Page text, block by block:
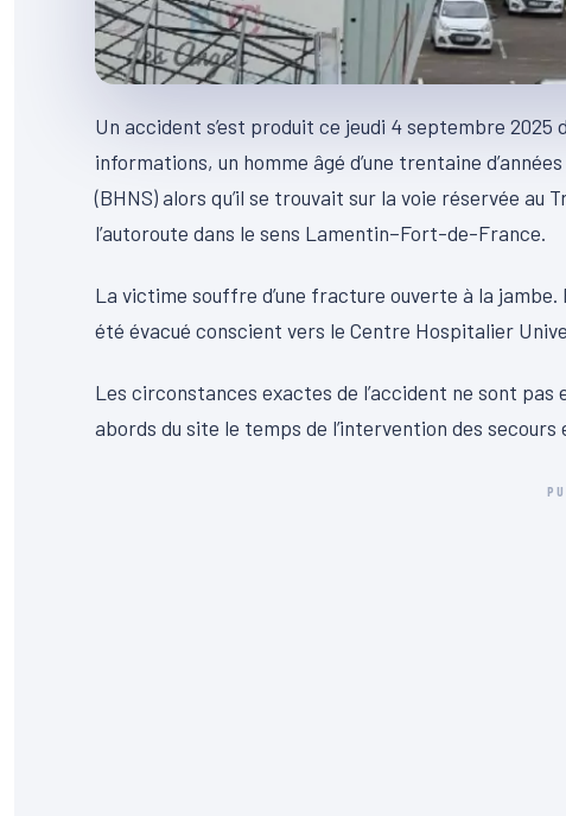
Un accident s’est produit ce jeudi 4 septembre
informations, un homme âgé d’une trentaine
(BHNS) alors qu’il se trouvait sur la voie réservée au
l’autoroute dans le sens Lamentin–Fort-de-France.
La victime souffre d’une fracture ouverte à la
été évacué conscient vers le Centre Hospitalier
Les circonstances exactes de l’accident ne sont
abords du site le temps de l’intervention des secours